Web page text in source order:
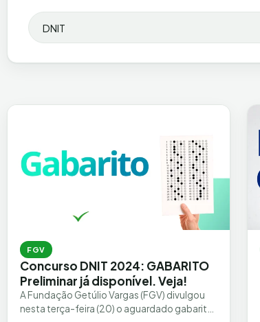
Buscar por:
FGV
Concurso DNIT 2024: GABARITO
Preliminar já disponível. Veja!
A Fundação Getúlio Vargas (FGV) divulgou
nesta terça-feira (20) o aguardado gabarito